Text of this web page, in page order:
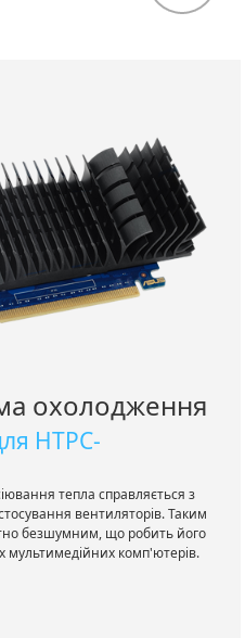
охолодження
HTPC-
тепла справляється з
вентиляторів. Таким
безшумним, що робить його
комп'ютерів.